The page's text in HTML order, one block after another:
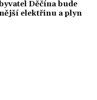
Děčína bude
elektřinu a plyn